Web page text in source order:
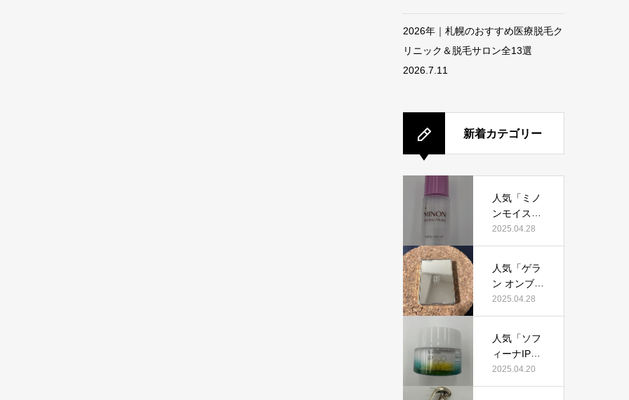
2026年｜札幌のおすすめ医療脱毛ク
リニック＆脱毛サロン全13選
2026.7.11
新着カテゴリー
人気「ミノ
ンモイスト
エイジング
ケアオイ
当におすす
め？美容マ
ニアが実際
コミを検
証！
2025.04.28
人気「ゲラ
ン オンブル
ジェオーラ
グロウ」っ
すすめ？美
容マニアの
私が実際使
2025.04.28
人気「ソフ
ィーナIPゴ
ールデンタ
イムリペア
2025.04.20